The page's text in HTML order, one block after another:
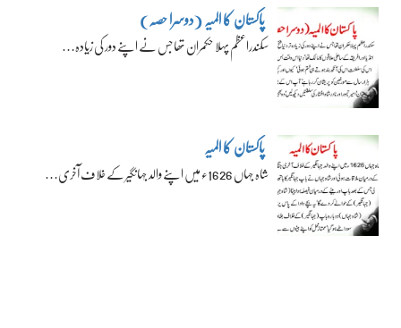
پاکستان کا المیہ (دوسرا حصہ)
سکندراعظم پہلا حکمران تھا جس نے اپنے دور کی زیادہ…
پاکستان کا المیہ
شاہ جہاں 1626ء میں اپنے والد جہانگیر کے خلاف آخری…